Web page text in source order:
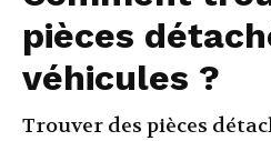
pièces
véhicules ?
Trouver des pièces